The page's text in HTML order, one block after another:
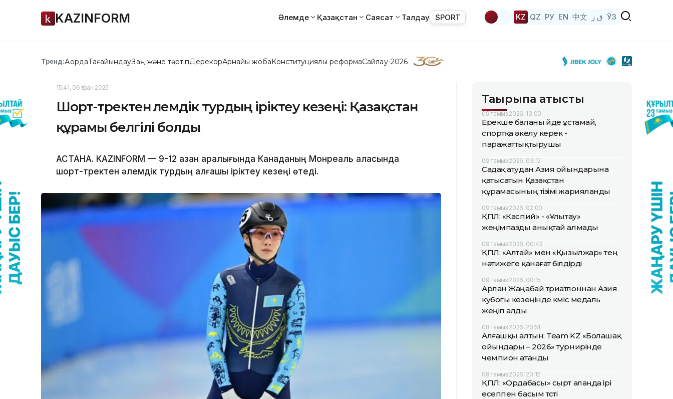
KAZINFORM Әлемде Қазақстан Саясат Талдау SPORT KZ QZ РУ EN 中文 ق ز ЎЗ
Тренд:АқордаТағайындауЗаң және тәртіпДерекқорАрнайы жобаКонституциялық реформаСайлау-2026
15:41, 06 Қазан 2025
Шорт-тректен әлемдік турдың іріктеу кезеңі: Қазақстан
құрамы белгілі болды
АСТАНА. KAZINFORM — 9-12 қазан аралығында Канаданың Монреаль қаласында
шорт-тректен әлемдік турдың алғашқы іріктеу кезеңі өтеді.
Тақырыпқа қатысты
09 тамыз 2026, 13:00
Ерекше баланы үйде ұстамай,
спортқа әкелу керек -
паражаттықтырушы
09 тамыз 2026, 03:12
Садақ атудан Азия ойындарына
қатысатын Қазақстан
құрамасының тізімі жарияланды
09 тамыз 2026, 02:00
ҚПЛ: «Каспий» - «Ұлытау»
жеңімпазды анықтай алмады
09 тамыз 2026, 00:43
ҚПЛ: «Алтай» мен «Қызылжар» тең
нәтижеге қанағат білдірді
09 тамыз 2026, 00:15
Арлан Жаңабай триатлоннан Азия
кубогы кезеңінде күміс медаль
жеңіп алды
08 тамыз 2026, 23:51
Алғашқы алтын: Team KZ «Болашақ
ойындары – 2026» турнирінде
чемпион атанды
08 тамыз 2026, 23:12
ҚПЛ: «Ордабасы» сырт алаңда ірі
есеппен басым түсті